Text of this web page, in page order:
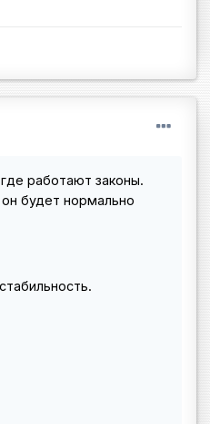
работают законы.
будет нормально